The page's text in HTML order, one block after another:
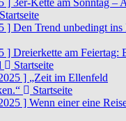
] 3er-Kette am Sonntag –
Startseite
] Den Trend unbedingt ins
] Dreierkette am Feiertag:
Startseite
] „Zeit im Ellenfeld
Startseite
] Wenn einer eine